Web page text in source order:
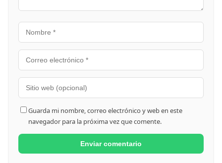
Guarda mi nombre, correo electrónico y web en este
navegador para la próxima vez que comente.